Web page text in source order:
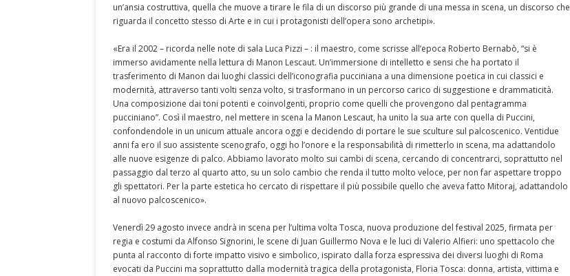
un’ansia costruttiva, quella che muove a tirare le fila di un discorso più grande di una messa in scena, un discorso che
riguarda il concetto stesso di Arte e in cui i protagonisti dell’opera sono archetipi».
«Era il 2002 – ricorda nelle note di sala Luca Pizzi – : il maestro, come scrisse all’epoca Roberto Bernabò, “si è
immerso avidamente nella lettura di Manon Lescaut. Un’immersione di intelletto e sensi che ha portato il
trasferimento di Manon dai luoghi classici dell’iconografia pucciniana a una dimensione poetica in cui classici e
modernità, attraverso tanti volti senza volto, si trasformano in un percorso carico di suggestione e drammaticità.
Una composizione dai toni potenti e coinvolgenti, proprio come quelli che provengono dal pentagramma
pucciniano”. Così il maestro, nel mettere in scena la Manon Lescaut, ha unito la sua arte con quella di Puccini,
confondendole in un unicum attuale ancora oggi e decidendo di portare le sue sculture sul palcoscenico. Ventidue
anni fa ero il suo assistente scenografo, oggi ho l’onore e la responsabilità di rimetterlo in scena, ma adattandolo
alle nuove esigenze di palco. Abbiamo lavorato molto sui cambi di scena, cercando di concentrarci, soprattutto nel
passaggio dal terzo al quarto atto, su un solo cambio che renda il tutto molto veloce, per non far aspettare troppo
gli spettatori. Per la parte estetica ho cercato di rispettare il più possibile quello che aveva fatto Mitoraj, adattandolo
al nuovo palcoscenico».
Venerdì 29 agosto invece andrà in scena per l’ultima volta Tosca, nuova produzione del festival 2025, firmata per
regia e costumi da Alfonso Signorini, le scene di Juan Guillermo Nova e le luci di Valerio Alfieri: uno spettacolo che
punta al racconto di forte impatto visivo e simbolico, ispirato dalla forza espressiva dei diversi luoghi di Roma
evocati da Puccini ma soprattutto dalla modernità tragica della protagonista, Floria Tosca: donna, artista, vittima e